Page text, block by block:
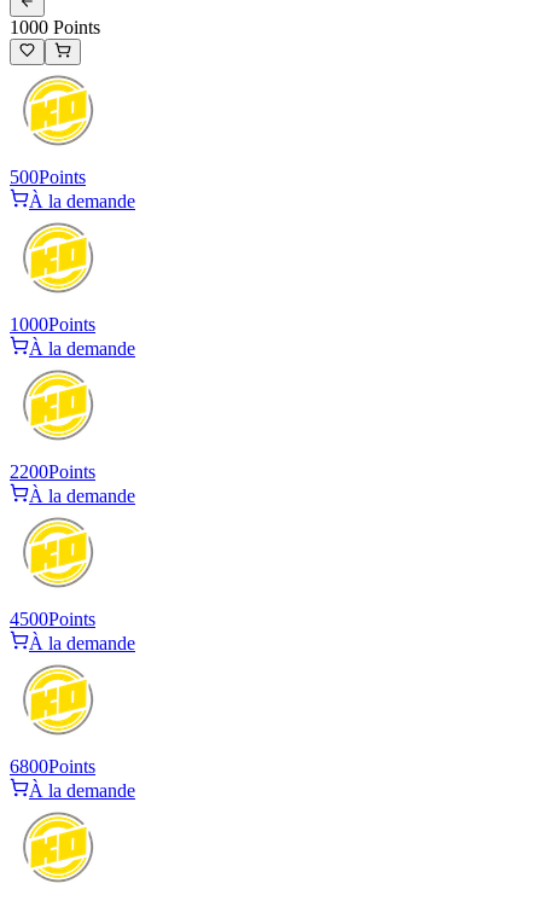
1000 Points
500Points
À la demande
1000Points
À la demande
2200Points
À la demande
4500Points
À la demande
6800Points
À la demande